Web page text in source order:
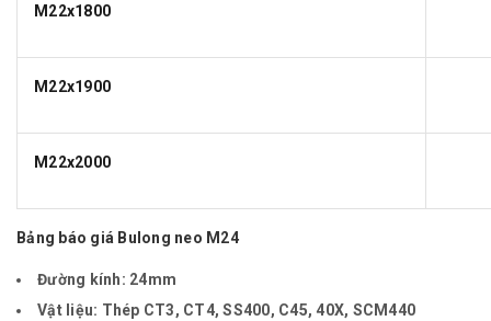
M22x1800
M22x1900
M22x2000
Bảng báo giá Bulong neo M24
Đường kính: 24mm
Vật liệu: Thép CT3, CT4, SS400, C45, 40X, SCM440